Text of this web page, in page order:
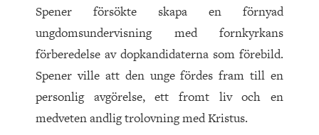
Spener försökte skapa en förnyad
ungdomsundervisning med fornkyrkans
förberedelse av dopkandidaterna som förebild.
Spener ville att den unge fördes fram till en
personlig avgörelse, ett fromt liv och en
medveten andlig trolovning med Kristus.